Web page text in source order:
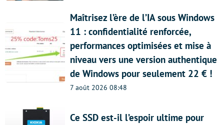
Maîtrisez l’ère de l’IA sous Windows
11 : confidentialité renforcée,
performances optimisées et mise à
niveau vers une version authentique
de Windows pour seulement 22 € !
7 août 2026 08:48
Ce SSD est-il l’espoir ultime pour